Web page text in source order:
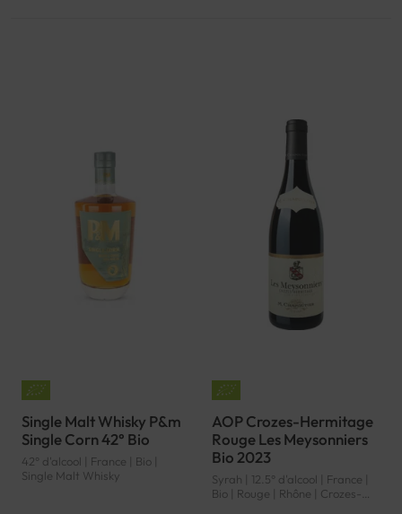
Single Malt Whisky P&m
Single Corn 42° Bio
42° d'alcool | France | Bio |
Single Malt Whisky
AOP Crozes-Hermitage
Rouge Les Meysonniers
Bio 2023
Syrah | 12.5° d'alcool | France |
Bio | Rouge | Rhône | Crozes-